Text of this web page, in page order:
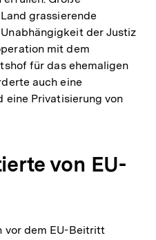
grassierende
der Justiz
mit dem
für das ehemaligen
auch eine
eine Privatisierung von
von EU-
vor dem EU-Beitritt